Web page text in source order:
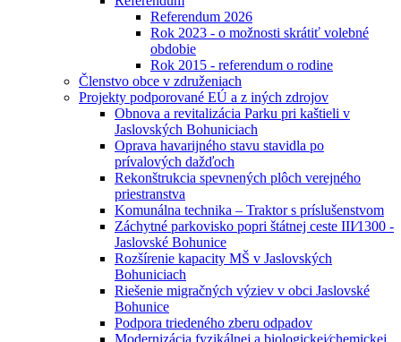
Referendum 2026
Rok 2023 - o možnosti skrátiť volebné
obdobie
Rok 2015 - referendum o rodine
Členstvo obce v združeniach
Projekty podporované EÚ a z iných zdrojov
Obnova a revitalizácia Parku pri kaštieli v
Jaslovských Bohuniciach
Oprava havarijného stavu stavidla po
prívalových dažďoch
Rekonštrukcia spevnených plôch verejného
priestranstva
Komunálna technika – Traktor s príslušenstvom
Záchytné parkovisko popri štátnej ceste III⁄1300 -
Jaslovské Bohunice
Rozšírenie kapacity MŠ v Jaslovských
Bohuniciach
Riešenie migračných výziev v obci Jaslovské
Bohunice
Podpora triedeného zberu odpadov
Modernizácia fyzikálnej a biologickej⁄chemickej